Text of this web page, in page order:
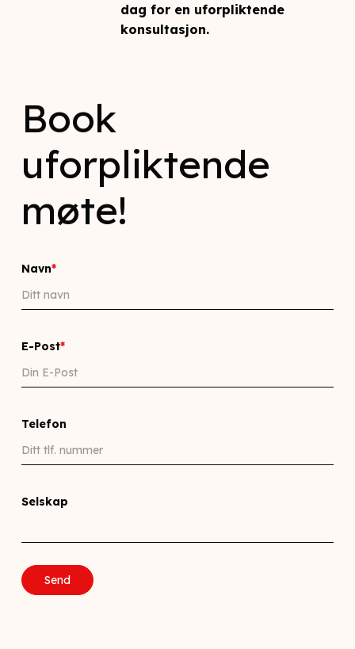
dag for en uforpliktende
konsultasjon.
Book
uforpliktende
møte!
Navn*
E-Post*
Telefon
Selskap